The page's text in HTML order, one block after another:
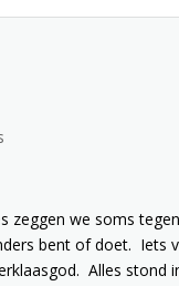
zeggen we soms
bent of doet. Iets
Alles stond